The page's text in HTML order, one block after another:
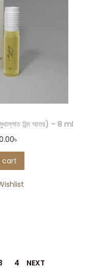
হিন্দ আতর) – 8 ml
৳
cart
4 NEXT